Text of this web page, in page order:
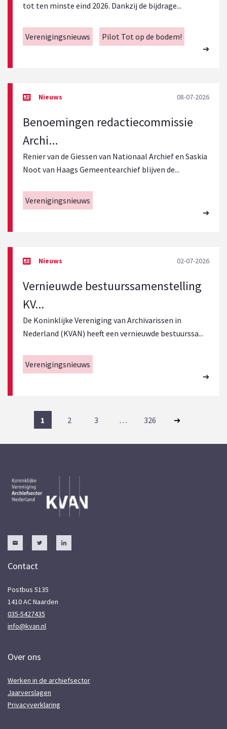
tot ten minste eind 2026. Dankzij de bijdrage...
Verenigingsnieuws Pilot Tot op de bodem!
08-07-2026
Benoemingen redactiecommissie
Archi...
Renier van de Giessen van Nationaal Archief en Saskia
Noot van Haags Gemeentearchief blijven de...
Verenigingsnieuws
02-07-2026
Vernieuwde bestuurssamenstelling
KV...
De Koninklijke Vereniging van Archivarissen in
Nederland (KVAN) heeft een vernieuwde bestuurssa...
Verenigingsnieuws
1 2 3 … 326
Contact
Postbus 5135
1410 AC Naarden
035-5427435
info@kvan.nl
Over ons
Werken in de archiefsector
Jaarverslagen
Privacyverklaring